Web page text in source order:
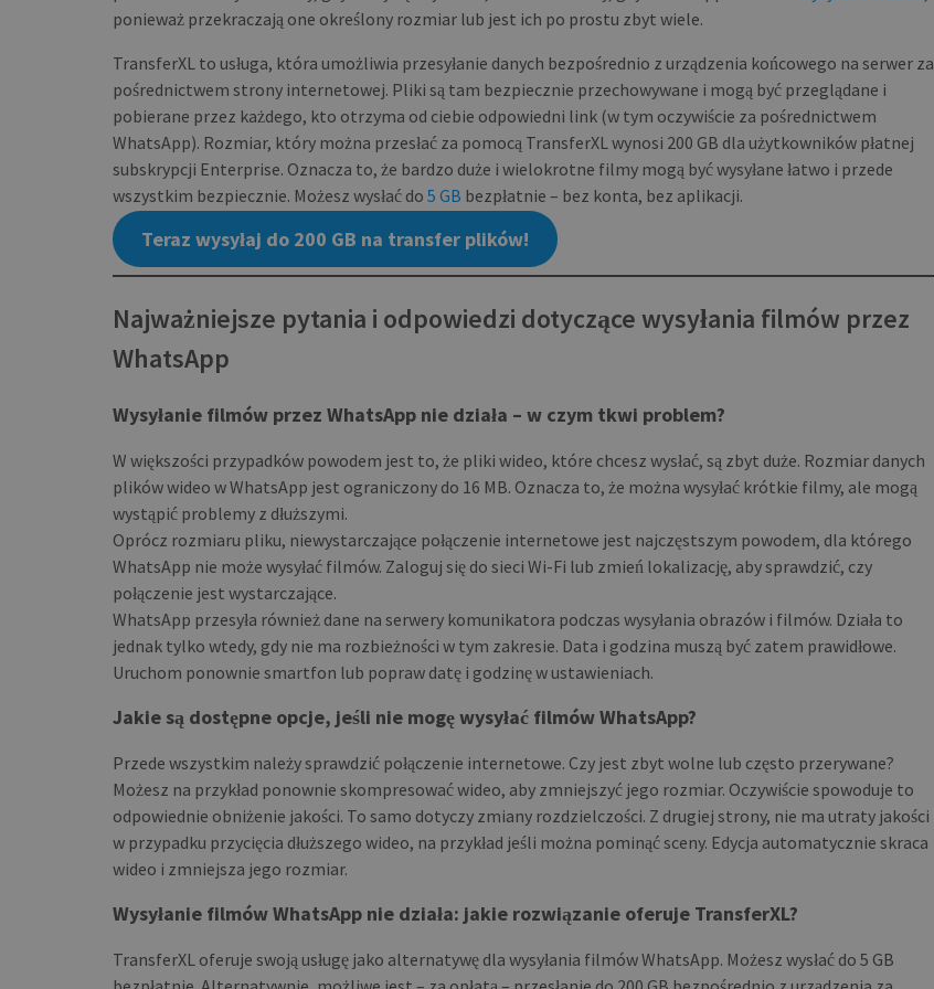
ponieważ przekraczają one określony rozmiar lub jest ich po prostu zbyt wiele.
TransferXL to usługa, która umożliwia przesyłanie danych bezpośrednio z urządzenia końcowego na serwer za
pośrednictwem strony internetowej. Pliki są tam bezpiecznie przechowywane i mogą być przeglądane i
pobierane przez każdego, kto otrzyma od ciebie odpowiedni link (w tym oczywiście za pośrednictwem
WhatsApp). Rozmiar, który można przesłać za pomocą TransferXL wynosi 200 GB dla użytkowników płatnej
subskrypcji Enterprise. Oznacza to, że bardzo duże i wielokrotne filmy mogą być wysyłane łatwo i przede
wszystkim bezpiecznie. Możesz wysłać do 5 GB bezpłatnie – bez konta, bez aplikacji.
Teraz wysyłaj do 200 GB na transfer plików!
Najważniejsze pytania i odpowiedzi dotyczące wysyłania filmów przez
WhatsApp
Wysyłanie filmów przez WhatsApp nie działa – w czym tkwi problem?
W większości przypadków powodem jest to, że pliki wideo, które chcesz wysłać, są zbyt duże. Rozmiar danych
plików wideo w WhatsApp jest ograniczony do 16 MB. Oznacza to, że można wysyłać krótkie filmy, ale mogą
wystąpić problemy z dłuższymi.
Oprócz rozmiaru pliku, niewystarczające połączenie internetowe jest najczęstszym powodem, dla którego
WhatsApp nie może wysyłać filmów. Zaloguj się do sieci Wi-Fi lub zmień lokalizację, aby sprawdzić, czy
połączenie jest wystarczające.
WhatsApp przesyła również dane na serwery komunikatora podczas wysyłania obrazów i filmów. Działa to
jednak tylko wtedy, gdy nie ma rozbieżności w tym zakresie. Data i godzina muszą być zatem prawidłowe.
Uruchom ponownie smartfon lub popraw datę i godzinę w ustawieniach.
Jakie są dostępne opcje, jeśli nie mogę wysyłać filmów WhatsApp?
Przede wszystkim należy sprawdzić połączenie internetowe. Czy jest zbyt wolne lub często przerywane?
Możesz na przykład ponownie skompresować wideo, aby zmniejszyć jego rozmiar. Oczywiście spowoduje to
odpowiednie obniżenie jakości. To samo dotyczy zmiany rozdzielczości. Z drugiej strony, nie ma utraty jakości
w przypadku przycięcia dłuższego wideo, na przykład jeśli można pominąć sceny. Edycja automatycznie skraca
wideo i zmniejsza jego rozmiar.
Wysyłanie filmów WhatsApp nie działa: jakie rozwiązanie oferuje TransferXL?
TransferXL oferuje swoją usługę jako alternatywę dla wysyłania filmów WhatsApp. Możesz wysłać do 5 GB